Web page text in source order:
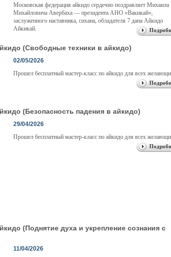
Московская федерация айкидо сердечно поздравляет Михаила
Михайловича Авербаха — президента АНО «Вакикай»,
заслуженного наставника, сихана, обладателя 7 дана Айкидо
Айкикай.
(Свободные техники в айкидо)
02/05/2026
Прошел бесплатный мастер-класс по айкидо для всех
(Безопасность падения в айкидо)
29/04/2026
Прошел бесплатный мастер-класс по айкидо для всех
(Поднятие духа и укрепление сознания с
11/04/2026